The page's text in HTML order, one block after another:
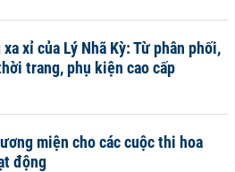
xỉ của Lý Nhã Kỳ: Từ phân phối,
trang, phụ kiện cao cấp
miện cho các cuộc thi hoa
động